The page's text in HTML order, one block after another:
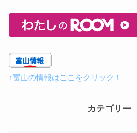
↑富山の情報はここをクリック！
カテゴリー